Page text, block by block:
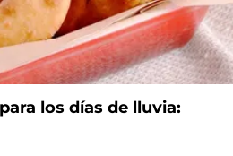
los días de lluvia: